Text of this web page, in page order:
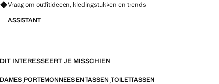
Vraag om outfitideeën, kledingstukken en trends
ASSISTANT
DIT INTERESSEERT JE MISSCHIEN
DAMES PORTEMONNEES EN TASSEN TOILETTASSEN